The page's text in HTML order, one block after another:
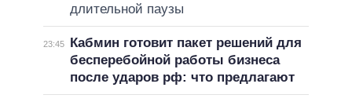
длительной паузы
23:45
Кабмин готовит пакет решений для
бесперебойной работы бизнеса
после ударов рф: что предлагают